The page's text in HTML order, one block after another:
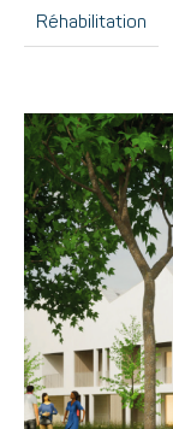
Réhabilitation